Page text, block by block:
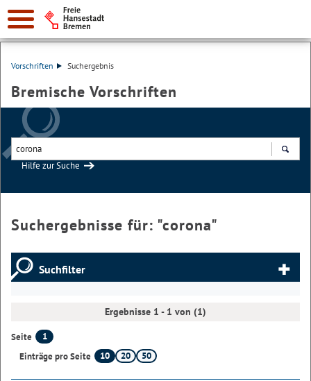
Vorschriften Suchergebnis
Bremische Vorschriften
Hilfe zur Suche
Suchergebnisse für: "corona"
Suchfilter
Ergebnisse 1 - 1 von (1)
Seite
1
Einträge pro Seite
10 20 50